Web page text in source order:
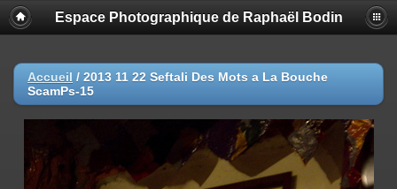
Espace Photographique de Raphaël Bodin
Accueil / 2013 11 22 Seftali Des Mots a La Bouche
ScamPs-15